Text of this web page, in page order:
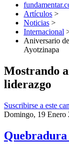
Artículos >
Noticias >
Internacional
Aniversario
Ayotzinapa
Mostrando
liderazgo
Suscribirse a este
Domingo, 19 Enero
Quebradura